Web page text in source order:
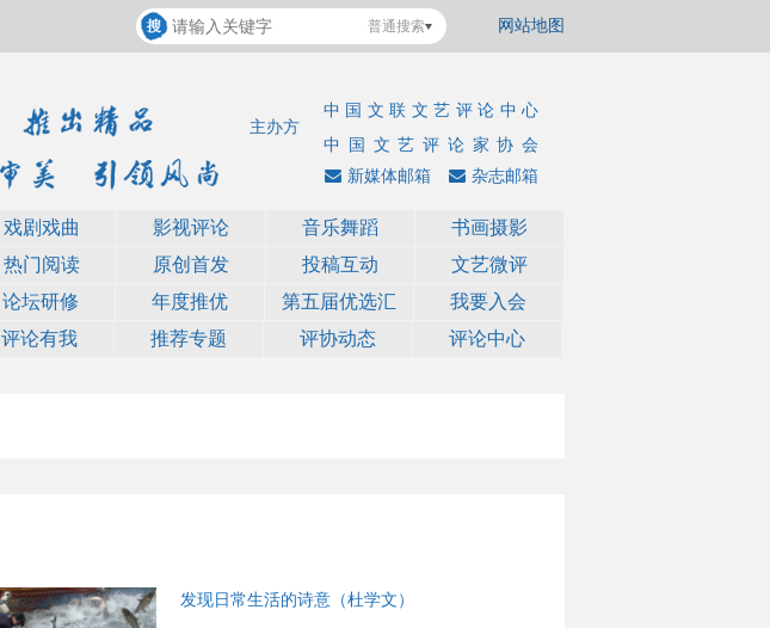
网站地图
普通搜索
中国文联文艺评论中心
中国文艺评论家协会
主办方
杂志邮箱
新媒体邮箱
戏剧戏曲 影视评论 音乐舞蹈
书画摄影
热门阅读 原创首发 投稿互动
文艺微评
论坛研修 年度推优 第五届优选汇 我要入会
评论有我 推荐专题 评协动态 评论中心
发现日常生活的诗意（杜学文）